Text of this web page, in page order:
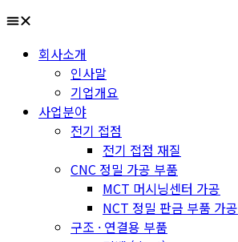
회사소개
인사말
기업개요
사업분야
전기 접점
전기 접점 재질
CNC 정밀 가공 부품
MCT 머시닝센터 가공
NCT 정밀 판금 부품 가공
구조 · 연결용 부품